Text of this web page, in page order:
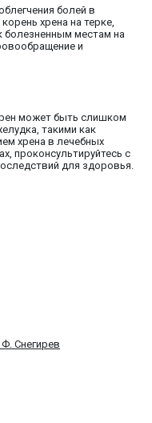
болей в
хрена на терке,
болезненным местам на
и
может быть слишком
такими как
хрена в лечебных
проконсультируйтесь с
для здоровья.
Снегирев